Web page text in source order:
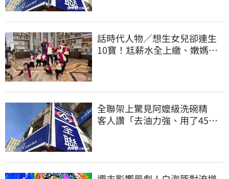
話時代人物／想生女兒卻連生
10寶！尪薪水全上繳、嫩媽吐
全聯架上驚見阿嬤級洗碗精
客人讚「去油力強、用了45